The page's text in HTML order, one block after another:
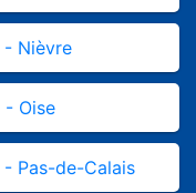
- Nièvre
- Oise
- Pas-de-Calais